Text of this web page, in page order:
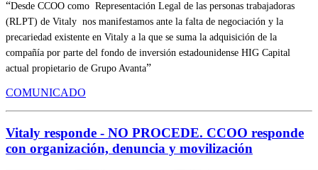
Desde CCOO como Representación Legal de las personas trabajadoras
(RLPT) de Vitaly nos manifestamos ante la falta de negociación y la
precariedad existente en Vitaly a la que se suma la adquisición de la
compañía por parte del fondo de inversión estadounidense HIG Capital
actual propietario de Grupo Avanta
COMUNICADO
Vitaly responde - NO PROCEDE. CCOO responde
con organización, denuncia y movilización